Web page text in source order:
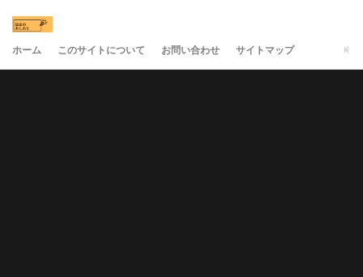
ホーム このサイトについて お問い合わせ サイトマップ